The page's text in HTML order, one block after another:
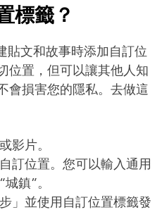
標籤？
貼文和故事時添加自訂位
位置，但可以讓其他人知
會損害您的隱私。去做這
影片。
訂位置。您可以輸入通用
城鎮”。
」並使用自訂位置標籤發